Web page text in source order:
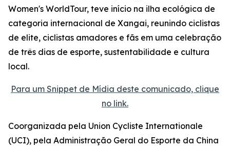
Women's WorldTour, teve início na ilha ecológica de
categoria internacional de Xangai, reunindo ciclistas
de elite, ciclistas amadores e fãs em uma celebração
de três dias de esporte, sustentabilidade e cultura
local.
Para um Snippet de Mídia deste comunicado, clique
no link.
Coorganizada pela Union Cycliste Internationale
(UCI), pela Administração Geral do Esporte da China